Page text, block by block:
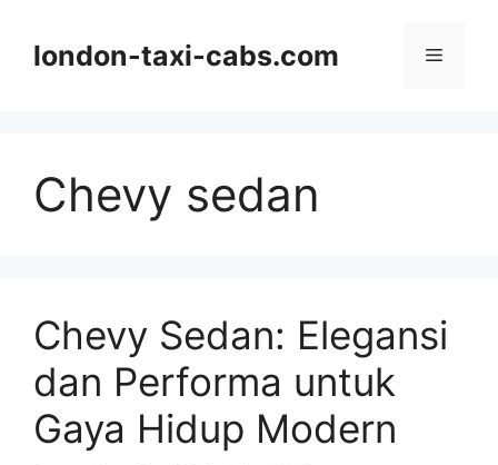
london-taxi-cabs.com Menu
Chevy sedan
Chevy Sedan: Elegansi
dan Performa untuk
Gaya Hidup Modern